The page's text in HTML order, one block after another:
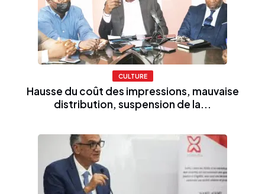
CULTURE
Hausse du coût des impressions, mauvaise
distribution, suspension de la...